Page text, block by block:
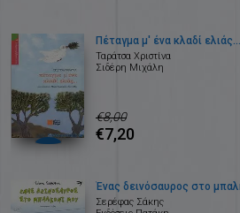
Πέταγμα μ' ένα κλαδί ελιάς...
Ταράτσα Χριστίνα
Σιδέρη Μιχάλη
€8,00
€7,20
Ένας δεινόσαυρος στο
Σερέφας Σάκης